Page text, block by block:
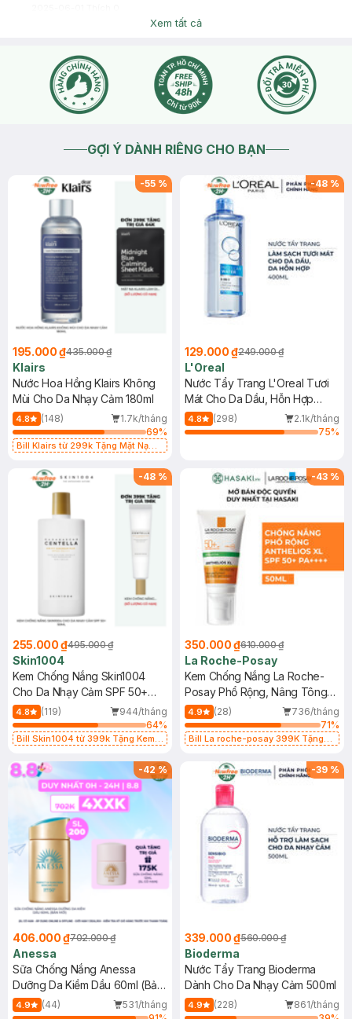
Xem tất cả
GỢI Ý DÀNH RIÊNG CHO BẠN
-55 %
195.000 ₫435.000 ₫
Klairs
Nước Hoa Hồng Klairs Không
Mùi Cho Da Nhạy Cảm 180ml
4.8 (148)
1.7k/tháng
69%
Bill Klairs từ 299k Tặng Mặt Nạ
25ml (SL Có Hạn)
-48 %
129.000 ₫249.000 ₫
L'Oreal
Nước Tẩy Trang L'Oreal Tươi
Mát Cho Da Dầu, Hỗn Hợp
400ml
4.8 (298)
2.1k/tháng
75%
-48 %
255.000 ₫495.000 ₫
Skin1004
Kem Chống Nắng Skin1004
Cho Da Nhạy Cảm SPF 50+
50ml
4.8 (119)
944/tháng
64%
Bill Skin1004 từ 399k Tặng Kem
SPF 50+ 20ml (SL Có Hạn)
-43 %
350.000 ₫610.000 ₫
La Roche-Posay
Kem Chống Nắng La Roche-
Posay Phổ Rộng, Nâng Tông
Kiềm Dầu 50ml
4.9 (28)
736/tháng
71%
Bill La roche-posay 399K Tặng
(SL có hạn)
-42%
406.000 ₫702.000 ₫
Anessa
Sữa Chống Nắng Anessa
Dưỡng Da Kiềm Dầu 60ml (Bản
Mới)
4.9 (44)
531/tháng
-39 %
339.000 ₫560.000 ₫
Bioderma
Nước Tẩy Trang Bioderma
Dành Cho Da Nhạy Cảm 500ml
4.9 (228)
861/tháng